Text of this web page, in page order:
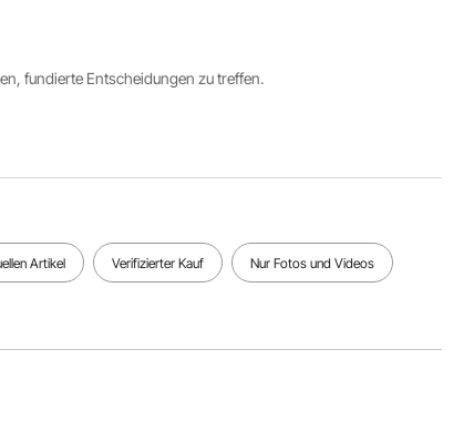
Raddurchmesser
4 Zoll /
Winkeleinstellung
fundierte Entscheidungen zu treffen.
Artikel Verifizierter Kauf Nur Fotos und Videos